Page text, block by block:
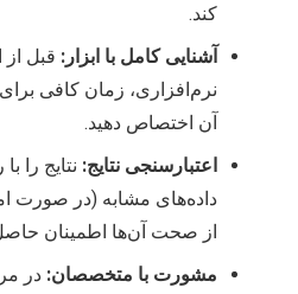
کند.
آشنایی کامل با ابزار: قبل از
نرم‌افزاری، زمان کافی
آن اختصاص دهید.
اعتبارسنجی نتایج: نتایج را
داده‌های مشابه (در صورت
از صحت آن‌ها اطمینان
مشورت با متخصصان: در